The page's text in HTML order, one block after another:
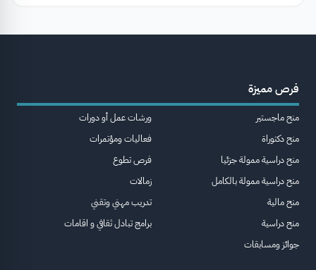
فرص مميزة
منح ماجستير
منح دكتوراة
منح دراسية ممولة جزئيا
منح دراسية ممولة بالكامل
منح مالية
منح دراسية
جوائز ومسابقات
ورشات عمل أو دورات
فعاليات ومؤتمرات
فرص تطوع
زمالات
تدريب مهني وتقني
برامج تبادل ثقافي و اقامات